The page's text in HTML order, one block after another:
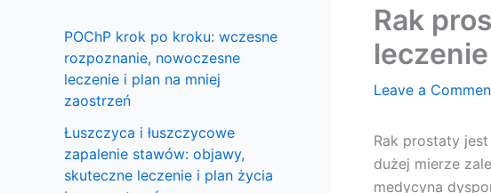
POChP krok po kroku: wczesne
rozpoznanie, nowoczesne
leczenie i plan na mniej
zaostrzeń
Łuszczyca i łuszczycowe
zapalenie stawów: objawy,
skuteczne leczenie i plan życia
Rak
Leave a
Rak prostaty
dużej mierze
medycyna